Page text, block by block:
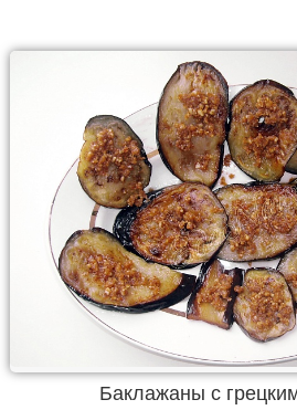
Баклажаны с